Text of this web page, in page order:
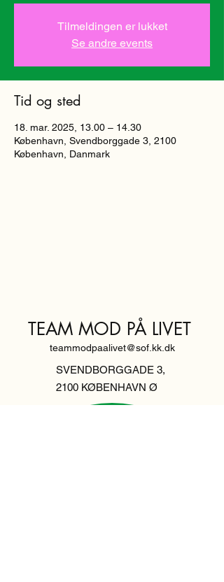
Tilmeldingen er lukket
Se andre events
Tid og sted
18. mar. 2025, 13.00 – 14.30
København, Svendborggade 3, 2100
København, Danmark
TEAM MOD PÅ LIVET
teammodpaalivet@sof.kk.dk
SVENDBORGGADE 3,
2100 KØBENHAVN Ø